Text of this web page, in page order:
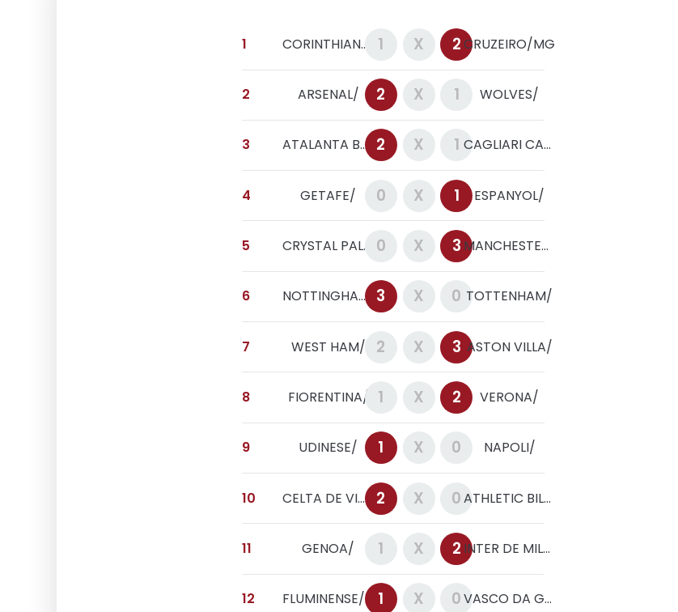
1 CORINTHIANS/SP 1 X 2CRUZEIRO/MG
2 ARSENAL/ 2 X 1 WOLVES/
3 ATALANTA BERGAMAS/ 2 X 1 CAGLIARI CALCIO/
4 GETAFE/ 0 X 1 ESPANYOL/
5 CRYSTAL PALACE/ 0 X 3 MANCHESTER CITY/
6 NOTTINGHAM FOREST/ 3 X 0 TOTTENHAM/
7 WEST HAM/ 2 X 3 ASTON VILLA/
8 FIORENTINA/ 1 X 2 VERONA/
9 UDINESE/ 1 X 0 NAPOLI/
10 CELTA DE VIGO/ 2 X 0 ATHLETIC BILBAO/
11 GENOA/ 1 X 2 INTER DE MILAO/
12 FLUMINENSE/RJ 1 X 0 VASCO DA GAMA/RJ